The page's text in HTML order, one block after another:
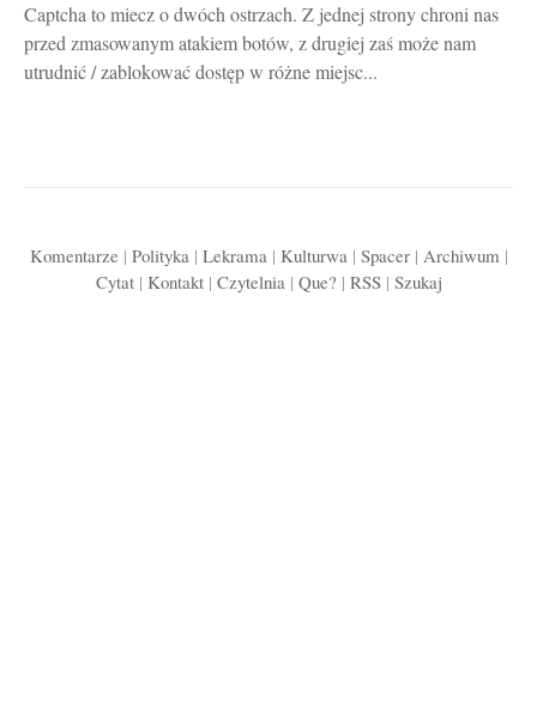
Captcha to miecz o dwóch ostrzach. Z jednej strony chroni nas
przed zmasowanym atakiem botów, z drugiej zaś może nam
utrudnić / zablokować dostęp w różne miejsc...
Komentarze | Polityka| Lekrama| Kulturwa| Spacer| Archiwum |
Cytat| Kontakt| Czytelnia| Que? | RSS| Szukaj